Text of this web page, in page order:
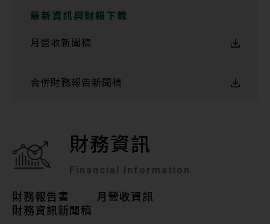
財務資訊
Financial Information
財務報告書
月營收資訊
財務資訊新聞稿
最新資訊與財報下載
月營收新聞稿
合併財務報告新聞稿